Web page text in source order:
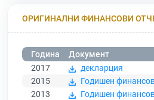
ОРИГИНАЛНИ ФИНАНСОВИ
Година
Документ
2017
декларция
2015
Годишен
2013
Годишен